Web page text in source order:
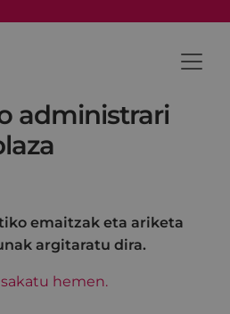
administrari
emaitzak eta ariketa
argitaratu dira.
sakatu hemen.